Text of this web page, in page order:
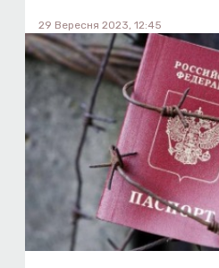
29 Вересня 2023, 12:45